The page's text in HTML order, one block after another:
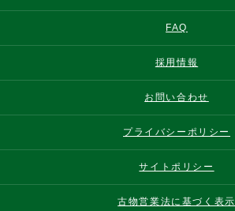
FAQ
採用情報
お問い合わせ
プライバシーポリシー
サイトポリシー
古物営業法に基づく表示